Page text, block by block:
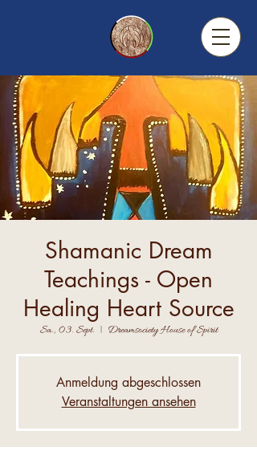
Shamanic Dream
Teachings - Open
Healing Heart Source
Sa., 03. Sept.
  |
Dreamsociety House of Spirit
Anmeldung abgeschlossen
Veranstaltungen ansehen